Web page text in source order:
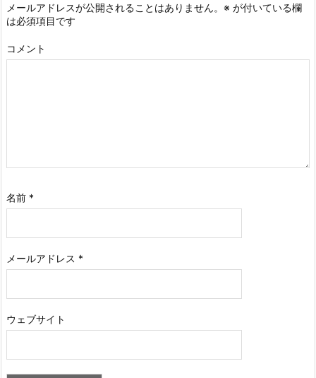
メールアドレスが公開されることはありません。 ※ が付いている欄
は必須項目です
コメント
名前 *
メールアドレス *
ウェブサイト